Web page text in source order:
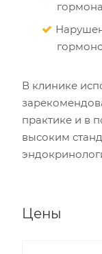
В клинике
практике и в
высоким
Цены